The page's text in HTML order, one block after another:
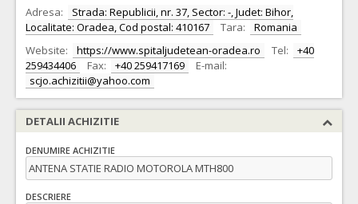
Adresa:
Strada: Republicii, nr. 37, Sector: -, Judet: Bihor,
Localitate: Oradea, Cod postal: 410167
Tara:
Romania
Website:
https://www.spitaljudetean-oradea.ro Tel:
+40
259434406
Fax: +40 259417169
E-mail:
scjo.achizitii@yahoo.com
DETALII ACHIZITIE
DENUMIRE ACHIZITIE
ANTENA STATIE RADIO MOTOROLA MTH800
DESCRIERE